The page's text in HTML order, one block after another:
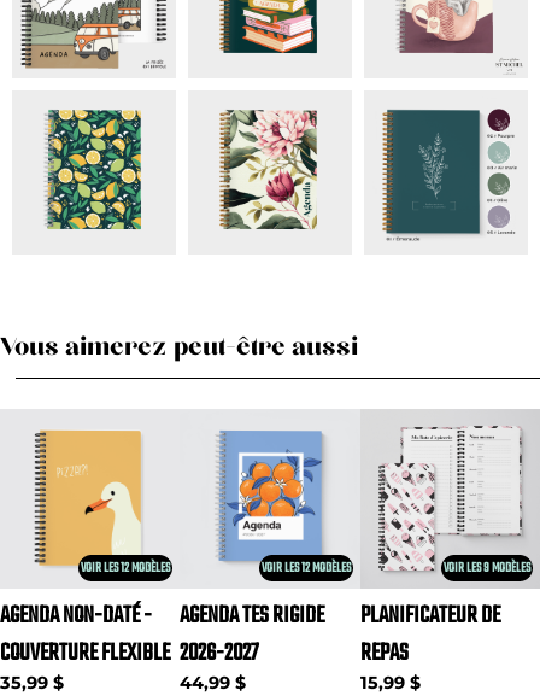
Vous aimerez peut-être aussi
VOIR LES 12 MODÈLES
AGENDA NON-DATÉ -
COUVERTURE FLEXIBLE
35,99 $
VOIR LES 12 MODÈLES
AGENDA TES RIGIDE
2026-2027
44,99 $
VOIR LES 9 MODÈLES
PLANIFICATEUR DE
REPAS
15,99 $